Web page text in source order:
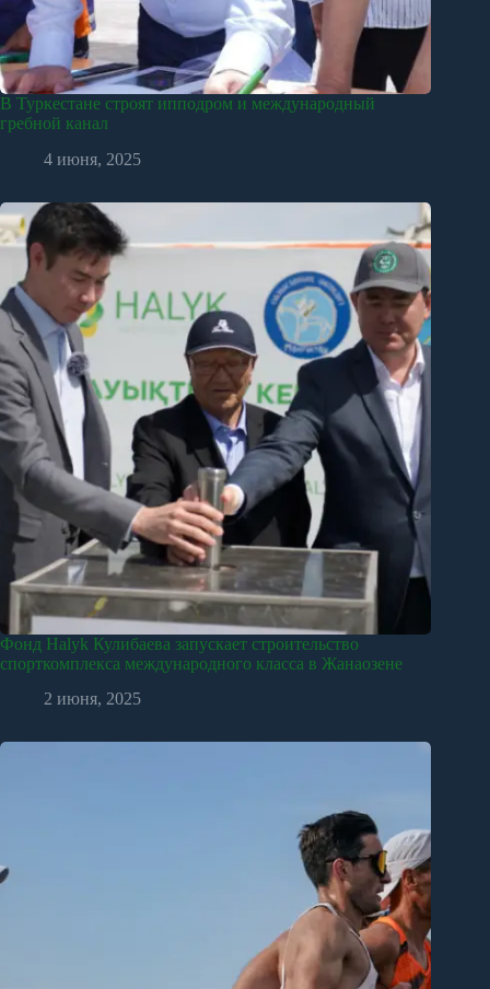
В Туркестане строят ипподром и международный
гребной канал
4 июня, 2025
Фонд Halyk Кулибаева запускает строительство
спорткомплекса международного класса в Жанаозене
2 июня, 2025